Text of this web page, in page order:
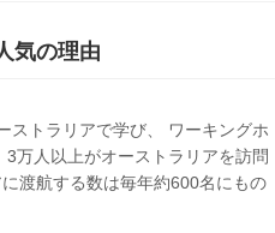
気の理由
ストラリアで学び、 ワーキングホ
万人以上がオーストラリアを訪問
渡航する数は毎年約600名にもの